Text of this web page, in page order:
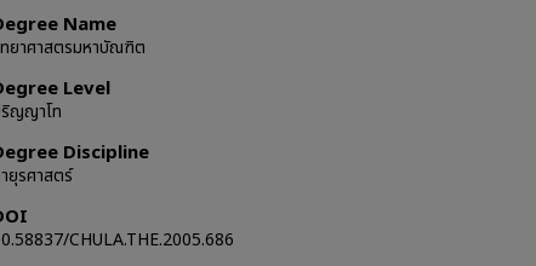
Name
ยาศาสตรมหาบัณฑิต
Level
ญญาโท
Discipline
ยุรศาสตร์
CHULA.THE.2005.686